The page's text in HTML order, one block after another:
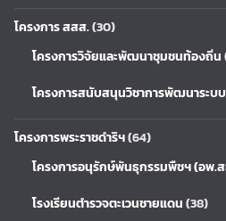
โครงการ สสส.(30)
โครงการวิจัยและพัฒนาชุมชนท้องถิ่น
โครงการสนับสนุนวิชาการพัฒนาระบ
โครงการพระราชดำริฯ(64)
โครงการอนุรักษ์พันธุกรรมพืชฯ (อพ.
โรงเรียนตำรวจตะเวนชายแดน(38)